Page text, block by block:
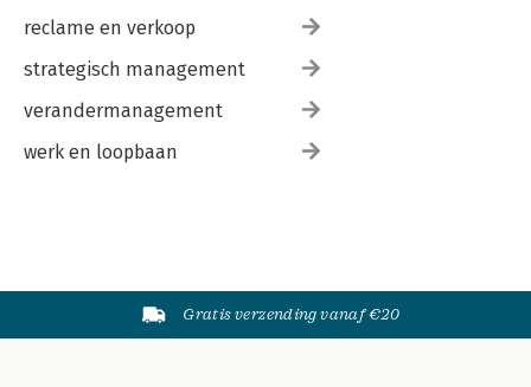
reclame en verkoop
strategisch management
verandermanagement
werk en loopbaan
Gratis verzending vanaf €20